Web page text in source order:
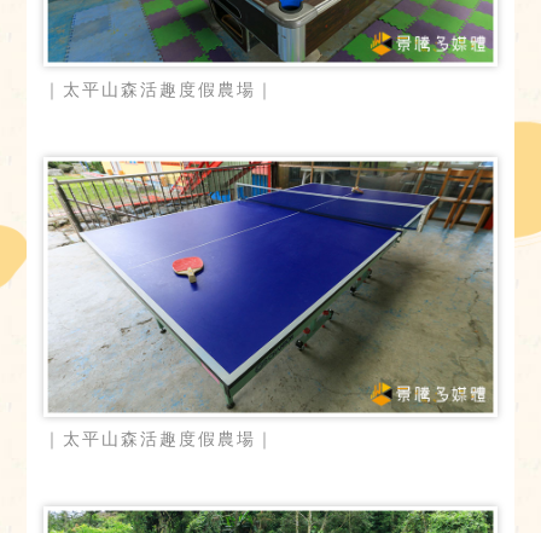
｜太平山森活趣度假農場｜
｜太平山森活趣度假農場｜